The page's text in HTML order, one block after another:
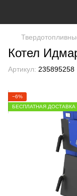
Котел
Артикул: 235895258
−6%
БЕСПЛАТНАЯ ДОСТАВКА